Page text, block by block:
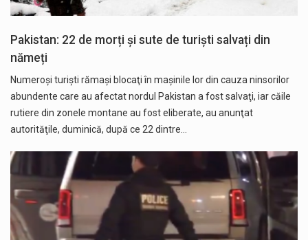
Pakistan: 22 de morți și sute de turiști salvați din
nămeți
Numeroşi turişti rămaşi blocaţi în maşinile lor din cauza ninsorilor
abundente care au afectat nordul Pakistan a fost salvaţi, iar căile
rutiere din zonele montane au fost eliberate, au anunţat
autorităţile, duminică, după ce 22 dintre…